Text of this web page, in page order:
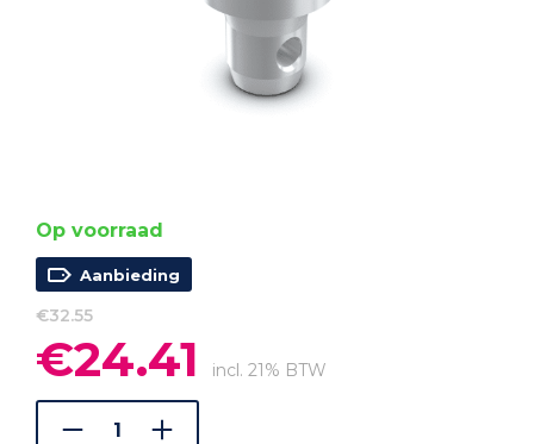
Op voorraad
Aanbieding
€32.55
Oorspronkelijke
prijs
was:
€32.55.
€24.41 prijs
is:
incl. 21% BTW